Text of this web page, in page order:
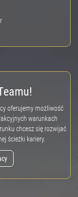
oferujemy możliwość
warunkach
chcesz się rozwijać
ścieżki kariery.